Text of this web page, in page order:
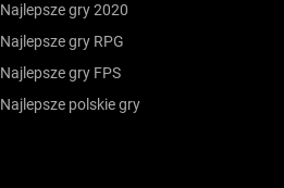
Najlepsze gry 2020
Najlepsze gry RPG
Najlepsze gry FPS
Najlepsze polskie gry